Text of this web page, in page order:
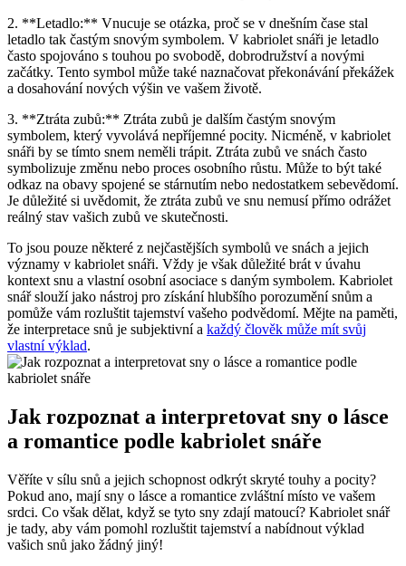
2. **Letadlo:** Vnucuje se otázka, proč se v dnešním čase stal
letadlo tak častým snovým symbolem. V kabriolet snáři je letadlo
často spojováno s touhou po svobodě, dobrodružství a novými
začátky. Tento symbol může také naznačovat překonávání překážek
a dosahování nových výšin ve vašem životě.
3. **Ztráta zubů:** Ztráta zubů je dalším častým snovým
symbolem, který vyvolává nepříjemné pocity. Nicméně, v kabriolet
snáři by se tímto snem neměli trápit. Ztráta zubů ve snách často
symbolizuje změnu nebo proces osobního růstu. Může to být také
odkaz na obavy spojené se stárnutím nebo nedostatkem sebevědomí.
Je důležité si uvědomit, že ztráta zubů ve snu nemusí přímo odrážet
reálný stav vašich zubů ve skutečnosti.
To jsou pouze některé z nejčastějších symbolů ve snách a jejich
významy v kabriolet snáři. Vždy je však důležité brát v úvahu
kontext snu a vlastní osobní asociace s daným symbolem. Kabriolet
snář slouží jako nástroj pro získání hlubšího porozumění snům a
pomůže vám rozluštit tajemství vašeho podvědomí. Mějte na paměti,
že interpretace snů je subjektivní a každý člověk může mít svůj
vlastní výklad.
Jak rozpoznat a interpretovat sny o lásce
a romantice podle kabriolet snáře
Věříte v sílu snů a jejich schopnost odkrýt skryté touhy a pocity?
Pokud ano, mají sny o lásce a romantice zvláštní místo ve vašem
srdci. Co však dělat, když se tyto sny zdají matoucí? Kabriolet snář
je tady, aby vám pomohl rozluštit tajemství a nabídnout výklad
vašich snů jako žádný jiný!